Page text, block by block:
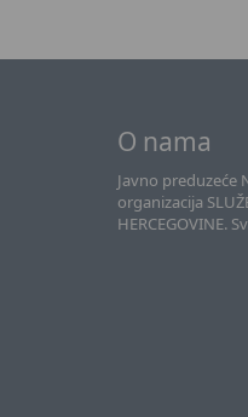
O nama
Javno preduzeće
organizacija
HERCEGOVINE.